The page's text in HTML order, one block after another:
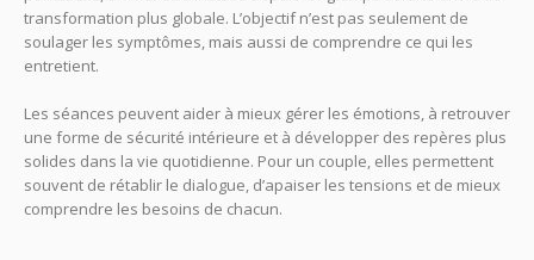
transformation plus globale. L’objectif n’est pas seulement de
soulager les symptômes, mais aussi de comprendre ce qui les
entretient.
Les séances peuvent aider à mieux gérer les émotions, à retrouver
une forme de sécurité intérieure et à développer des repères plus
solides dans la vie quotidienne. Pour un couple, elles permettent
souvent de rétablir le dialogue, d’apaiser les tensions et de mieux
comprendre les besoins de chacun.